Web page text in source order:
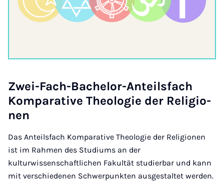
Zwei-Fach-Ba­che­lor-An­teils­fach
Kom­pa­ra­ti­ve Theo­lo­gie der Re­li­gi­o­
nen
Das Anteilsfach Komparative Theologie der Religionen
ist im Rahmen des Studiums an der
kulturwissenschaftlichen Fakultät studierbar und kann
mit verschiedenen Schwerpunkten ausgestaltet werden.